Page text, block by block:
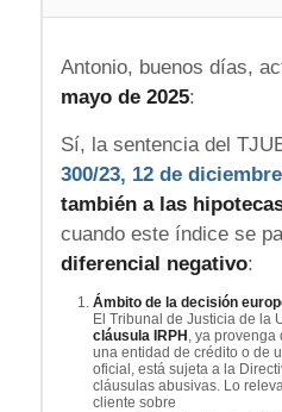
Antonio, buenos días,
mayo de 2025:
Sí, la sentencia del
300/23, 12 de
también a las
cuando este índice se
diferencial negativo:
Ámbito de la decisión
El Tribunal de Justicia de la
cláusula IRPH , ya
una entidad de crédito o de
oficial, está sujeta a la
cláusulas abusivas. Lo
cliente sobre